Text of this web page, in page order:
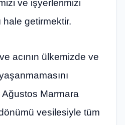
ve işyerlerimizi
hale getirmektir.
acının ülkemizde ve
Marmara
vesilesiyle tüm